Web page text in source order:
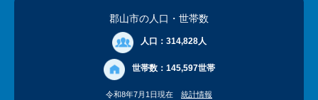
郡山市の人口 ・世帯数
人口： 314,828人
世帯数： 145,597世帯
令和8年7月1日現在 統計情報